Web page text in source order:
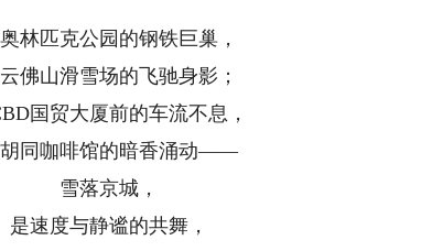
林匹克公园的钢铁巨巢，
佛山滑雪场的飞驰身影；
国贸大厦前的车流不息，
同咖啡馆的暗香涌动——
雪落京城，
是速度与静谧的共舞，